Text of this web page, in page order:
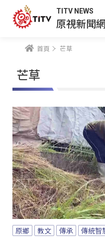
TITV NEWS
原視新聞網
首頁 芒草
芒草
原鄉 教文 傳承 傳統智